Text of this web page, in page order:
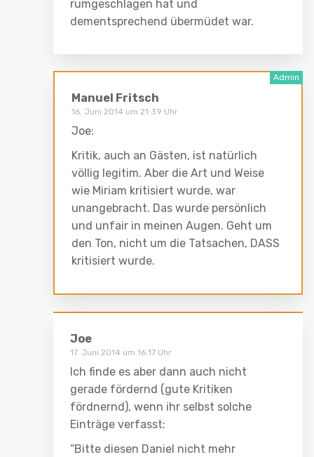
rumgeschlagen hat und
dementsprechend übermüdet war.
Manuel Fritsch
16. Juni 2014 um 21:39 Uhr
Joe:
Kritik, auch an Gästen, ist natürlich
völlig legitim. Aber die Art und Weise
wie Miriam kritisiert wurde, war
unangebracht. Das wurde persönlich
und unfair in meinen Augen. Geht um
den Ton, nicht um die Tatsachen, DASS
kritisiert wurde.
Joe
17. Juni 2014 um 16:17 Uhr
Ich finde es aber dann auch nicht
gerade fördernd (gute Kritiken
fördnernd), wenn ihr selbst solche
Einträge verfasst:
“Bitte diesen Daniel nicht mehr